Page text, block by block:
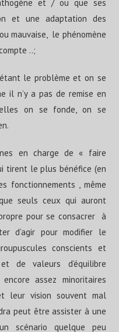
et / ou que ses
et une adaptation des
mauvaise, le phénomène
..;
le problème et on se
il n’y a pas de remise en
on se fonde, on se
en charge de « faire
tirent le plus bénéfice (en
fonctionnements , même
seuls ceux qui auront
pour se consacrer à
d’agir pour modifier le
conscients et
de valeurs d’équilibre
assez minoritaires
leur vision souvent mal
peut être assister à une
quelque peu